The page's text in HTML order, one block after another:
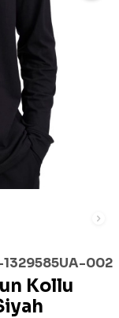
1329585UA-002
Kollu